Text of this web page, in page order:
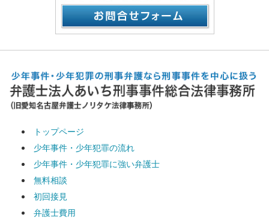
トップページ
少年事件・少年犯罪の流れ
少年事件・少年犯罪に強い弁護士
無料相談
初回接見
弁護士費用